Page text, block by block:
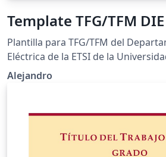
Template TFG/TFM
Plantilla para TFG/TFM del
Eléctrica de la ETSI de la
Alejandro